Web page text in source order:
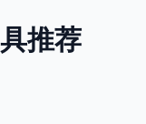
推荐